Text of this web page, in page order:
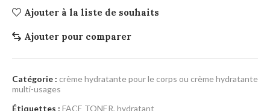
Ajouter à la liste de souhaits
Ajouter pour comparer
Catégorie : crème hydratante pour le corps ou crème hydratante
multi-usages
Étiquettes : FACE TONER, hydratant